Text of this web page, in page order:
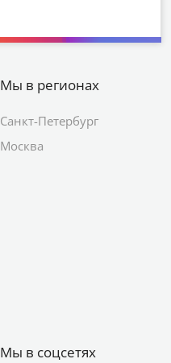
Мы в регионах
Санкт-Петербург
Москва
Мы в соцсетях